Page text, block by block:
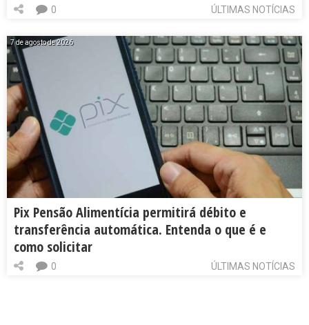
ÚLTIMAS NOTÍCIAS
0
7 de agosto de 2026
Pix Pensão Alimentícia permitirá débito e
transferência automática. Entenda o que é e
como solicitar
ÚLTIMAS NOTÍCIAS
0